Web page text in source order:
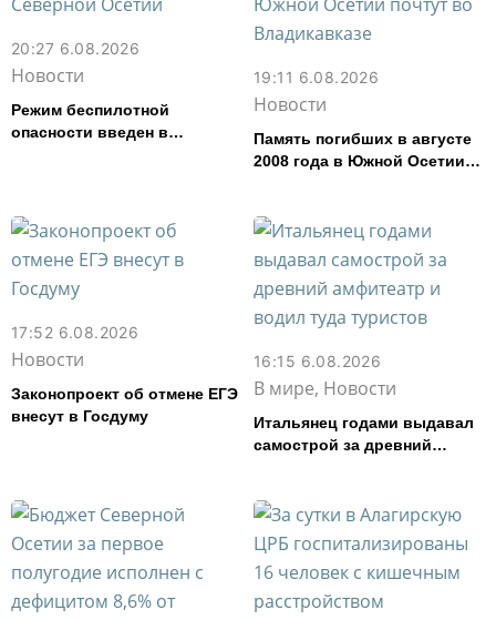
20:27 6.08.2026
Новости
Режим беспилотной
опасности введен в
19:11 6.08.2026
Новости
Память погибших в августе
2008 года в Южной Осетии
17:52 6.08.2026
Новости
Законопроект об отмене ЕГЭ
внесут в Госдуму
16:15 6.08.2026
В мире, Новости
Итальянец годами выдавал
самострой за древний